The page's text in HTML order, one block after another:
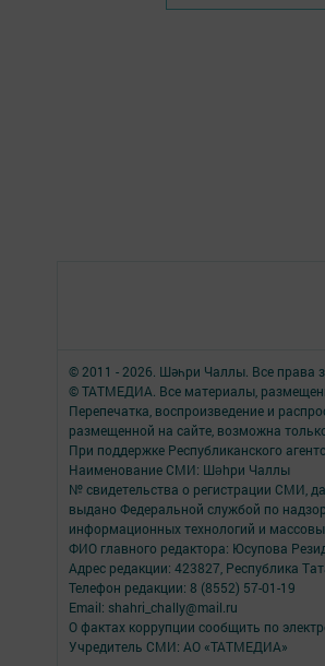
© 2011 - 2026. Шәһри Чаллы. Все права
© ТАТМЕДИА. Все материалы,
Перепечатка, воспроизведение и
размещенной на сайте, возможна
При поддержке Республиканского
Наименование СМИ: Шəhри Чаллы
№ свидетельства о регистрации СМИ,
выдано Федеральной службой по
информационных технологий и
ФИО главного редактора: Юсупова
Адрес редакции: 423827, Республика
Телефон редакции: 8 (8552) 57-01-19
Email: shahri_chally@mail.ru
О фактах коррупции сообщить по
Учредитель СМИ: АО «ТАТМЕДИА»